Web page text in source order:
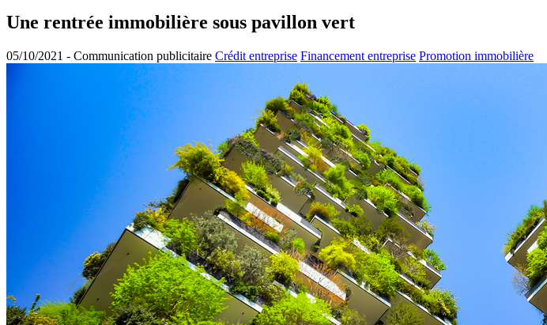
Une rentrée immobilière sous pavillon vert
05/10/2021 - Communication publicitaire Crédit entreprise Financement entreprise Promotion immobilière